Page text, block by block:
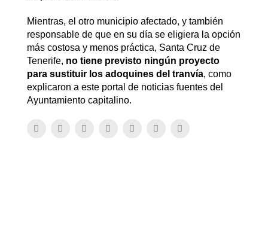
Mientras, el otro municipio afectado, y también
responsable de que en su día se eligiera la opción
más costosa y menos práctica, Santa Cruz de
Tenerife, no tiene previsto ningún proyecto
para sustituir los adoquines del tranvía, como
explicaron a este portal de noticias fuentes del
Ayuntamiento capitalino.